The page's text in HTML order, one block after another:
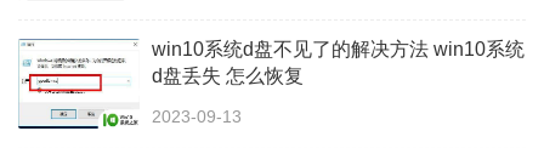
win10系统d盘不见了的解决方法 win10系统
d盘丢失 怎么恢复
2023-09-13